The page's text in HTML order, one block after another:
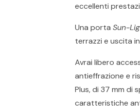
eccellenti
Una portaSun-
terrazzi e uscita
Avrai libero
antieffrazione e
Plus, di 37 mm di
caratteristiche